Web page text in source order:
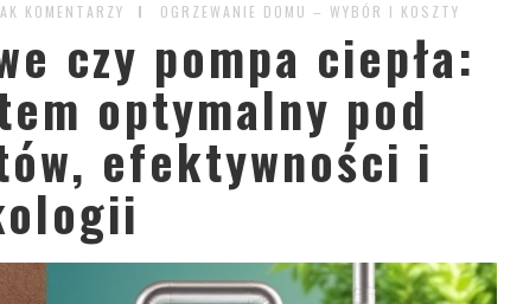
KOMENTARZY OGRZEWANIE DOMU – WYBÓR I KOSZTY
czy pompa ciepła:
optymalny pod
efektywności i